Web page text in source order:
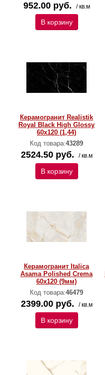
952.00 руб. / кв.м
В корзину
Керамогранит Realistik
Royal Black High Glossy
60х120 (1,44)
Код товара:43289
2524.50 руб. / кв.м
В корзину
Керамогранит Italica
Asama Polished Crema
60х120 (9мм)
Код товара:46479
2399.00 руб. / кв.м
В корзину